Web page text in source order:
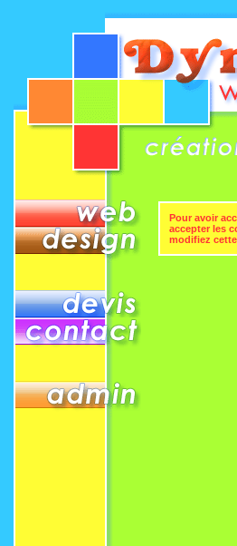
Pour avoir
accepter les
modifiez